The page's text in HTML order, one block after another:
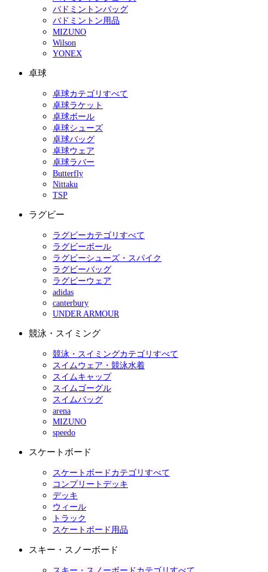
バドミントンバッグ
バドミントン用品
MIZUNO
Wilson
YONEX
卓球
卓球カテゴリすべて
卓球ラケット
卓球ボール
卓球シューズ
卓球バッグ
卓球ウェア
卓球ラバー
Butterfly
Nittaku
TSP
ラグビー
ラグビーカテゴリすべて
ラグビーボール
ラグビーシューズ・スパイク
ラグビーバッグ
ラグビーウェア
adidas
canterbury
UNDER ARMOUR
競泳・スイミング
競泳・スイミングカテゴリすべて
スイムウェア・競泳水着
スイムキャップ
スイムゴーグル
スイムバッグ
arena
MIZUNO
speedo
スケートボード
スケートボードカテゴリすべて
コンプリートデッキ
デッキ
ウィール
トラック
スケートボード用品
スキー・スノーボード